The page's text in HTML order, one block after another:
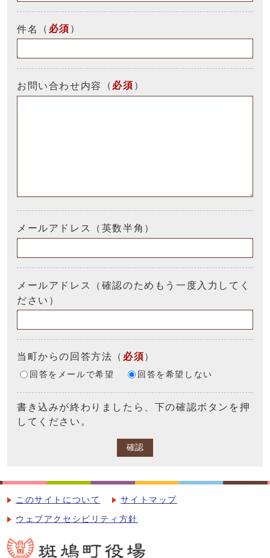
件名 （ 必須 ）
お問い合わせ内容 （ 必須 ）
メールアドレス（英数半角）
メールアドレス（確認のためもう一度入力してく
ださい）
当町からの回答方法 （ 必須）
回答をメールで希望 回答を希望しない
書き込みが終わりましたら、下の確認ボタンを押
してください。
確認
このサイトについて サイトマップ
ウェブアクセシビリティ方針